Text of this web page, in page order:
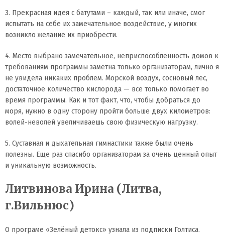
3. Прекрасная идея с батутами – каждый, так или иначе, смог
испытать на себе их замечательное воздействие, у многих
возникло желание их приобрести.
4. Место выбрано замечательное, неприспособленность домов к
требованиям программы заметна только организаторам, лично я
не увидела никаких проблем. Морской воздух, сосновый лес,
достаточное количество кислорода — все только помогает во
время программы. Как и тот факт, что, чтобы добраться до
моря, нужно в одну сторону пройти больше двух километров:
волей-неволей увеличиваешь свою физическую нагрузку.
5. Суставная и дыхательная гимнастики также были очень
полезны. Еще раз спасибо организаторам за очень ценный опыт
и уникальную возможность.
Литвинова Ирина (Литва,
г.Вильнюс)
О програме «Зелёный детокс» узнала из подписки Голтиса.